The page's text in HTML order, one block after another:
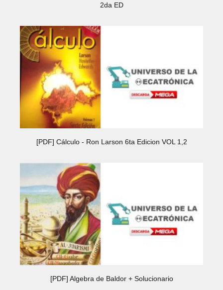
2da ED
[PDF] Cálculo - Ron Larson 6ta Edicion VOL 1,2
[PDF] Algebra de Baldor + Solucionario